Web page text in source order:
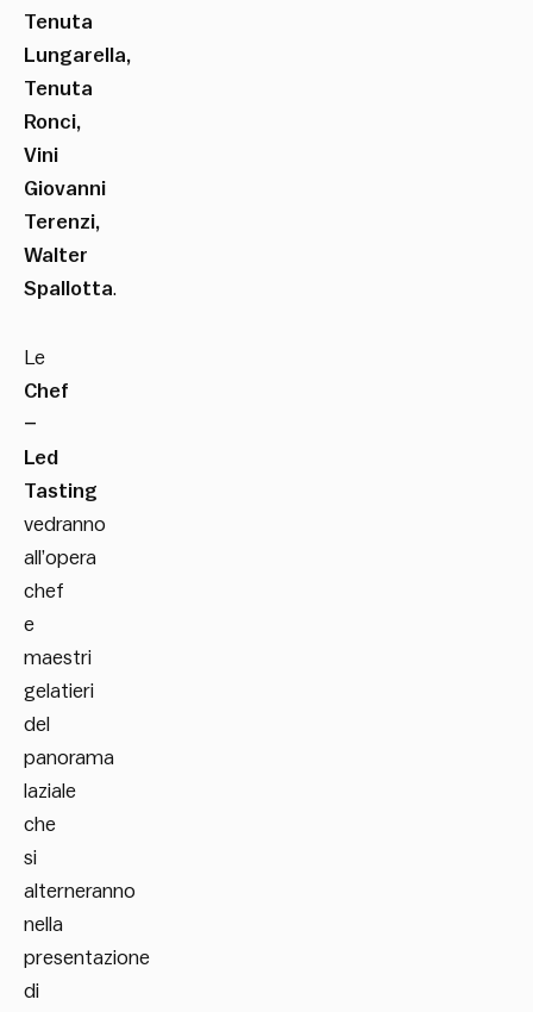
Tenuta
Lungarella,
Tenuta
Ronci,
Vini
Giovanni
Terenzi,
Walter
Spallotta.
Le
Chef
–
Led
Tasting
vedranno
all’opera
chef
e
maestri
gelatieri
del
panorama
laziale
che
si
alterneranno
nella
presentazione
di